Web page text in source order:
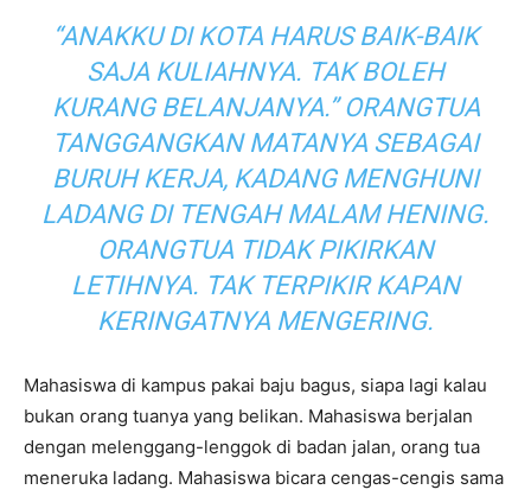
“ANAKKU DI KOTA HARUS BAIK-BAIK
SAJA KULIAHNYA. TAK BOLEH
KURANG BELANJANYA.” ORANGTUA
TANGGANGKAN MATANYA SEBAGAI
BURUH KERJA, KADANG MENGHUNI
LADANG DI TENGAH MALAM HENING.
ORANGTUA TIDAK PIKIRKAN
LETIHNYA. TAK TERPIKIR KAPAN
KERINGATNYA MENGERING.
Mahasiswa di kampus pakai baju bagus, siapa lagi kalau
bukan orang tuanya yang belikan. Mahasiswa berjalan
dengan melenggang-lenggok di badan jalan, orang tua
meneruka ladang. Mahasiswa bicara cengas-cengis sama